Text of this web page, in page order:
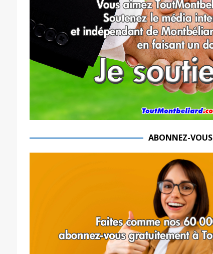
ABONNEZ-VOUS